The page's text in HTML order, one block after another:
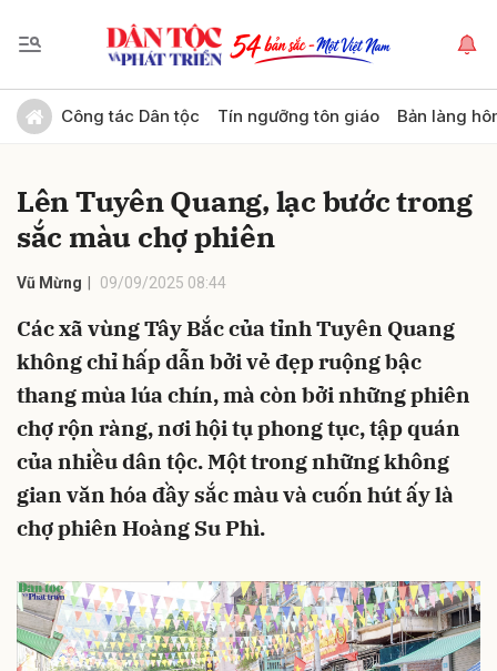
Công tác Dân tộc Tín ngưỡng tôn giáo Bản làng
Lên Tuyên Quang, lạc bước trong
sắc màu chợ phiên
Vũ Mừng 09/09/2025 08:44
Các xã vùng Tây Bắc của tỉnh Tuyên Quang
không chỉ hấp dẫn bởi vẻ đẹp ruộng bậc
thang mùa lúa chín, mà còn bởi những phiên
chợ rộn ràng, nơi hội tụ phong tục, tập quán
của nhiều dân tộc. Một trong những không
gian văn hóa đầy sắc màu và cuốn hút ấy là
chợ phiên Hoàng Su Phì.
Gửi bình luận
Hủy Gửi